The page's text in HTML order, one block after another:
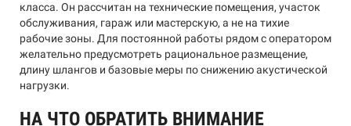
класса. Он рассчитан на технические помещения, участок
обслуживания, гараж или мастерскую, а не на тихие
рабочие зоны. Для постоянной работы рядом с оператором
желательно предусмотреть рациональное размещение,
длину шлангов и базовые меры по снижению акустической
нагрузки.
НА ЧТО ОБРАТИТЬ ВНИМАНИЕ